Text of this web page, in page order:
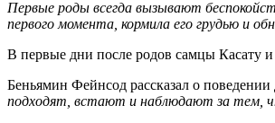
Первые роды всегда вызывают
первого момента, кормила его грудью и
В первые дни после родов самцы Касату
Беньямин Фейнсод рассказал о поведении
подходят, встают и наблюдают за тем,